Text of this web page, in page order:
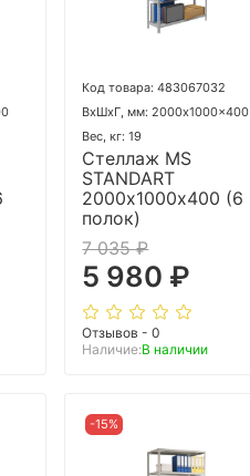
Код товара: 483067032
ВхШхГ, мм: 2000x1000x400
Вес, кг: 19
Стеллаж MS
STANDART
2000х1000х400 (6
полок)
7 035 ₽
5 980 ₽
Отзывов - 0
Наличие:В наличии
-15%